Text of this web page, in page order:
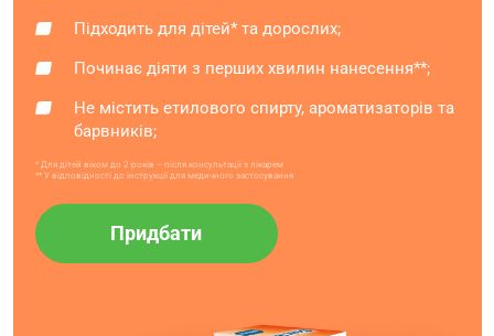
Підходить для дітей* та дорослих;
Починає діяти з перших хвилин нанесення**;
Не містить етилового спирту, ароматизаторів та
барвників;
* Для дітей віком до 2 років – після консультації з лікарем
** У відповідності до інструкції для медичного застосування
Придбати